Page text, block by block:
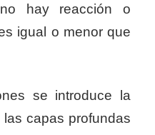
hay reacción o
igual o menor que
se introduce la
capas profundas